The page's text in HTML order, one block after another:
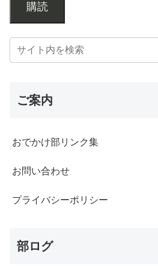
購読
ご案内
おでかけ部リンク集
お問い合わせ
プライバシーポリシー
部ログ